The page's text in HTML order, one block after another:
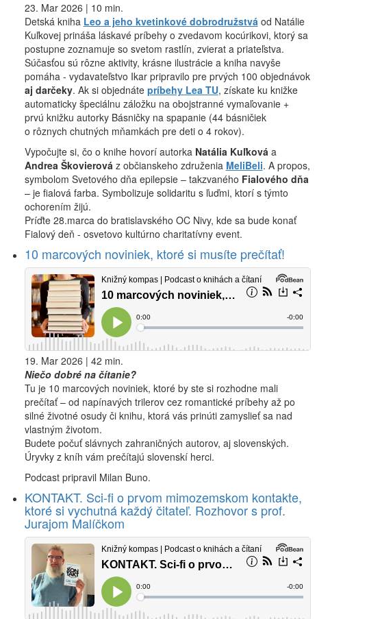
23. Mar 2026 | 10 min.
Detská kniha Leo a jeho kvetinkové dobrodružstváod Natálie
Kuľkovej prináša láskavé príbehy o zvedavom kocúrikovi, ktorý sa
postupne zoznamuje so svetom rastlín, zvierat a priateľstva.
Súčasťou sú rôzne aktivity, krásne ilustrácie a kniha navyše
pomáha - vydavateľstvo Ikar pripravilo pre prvých 100 objednávok
aj darčeky. Ak si objednáte príbehy Lea TU, získate ku knižke
automaticky špeciálnu záložku na obojstranné vymaľovanie +
prvú knižku autorky Básničky na spapanie (44 básničiek
o rôznych chutných mňamkách pre deti o 4 rokov).
Vypočujte si, čo o knihe hovorí autorka Natália Kuľkováa
Andrea Škovierováz občianskeho združenia MeliBeli. A propos,
symbolom Svetového dňa epilepsie – takzvaného Fialového dňa
– je fialová farba. Symbolizuje solidaritu s ľuďmi, ktorí s týmto
ochorením žijú.
Príďte 28.marca do bratislavského OC Nivy, kde sa bude konať
Fialový deň - osvetovo kultúrno charitatívny event.
10 marcových noviniek, ktoré si musíte prečítať!
19. Mar 2026 | 42 min.
Niečo dobré na čítanie?
Tu je 10 marcových noviniek, ktoré by ste si rozhodne mali
prečítať – od napínavých trilerov cez romantické príbehy až po
silné životné osudy či knihu, ktorá vás prinúti zamyslieť sa nad
vlastným životom.
Budete počuť slávnych zahraničných autorov, aj slovenských.
Úryvky z kníh vám prečítajú slovenskí herci.
Podcast pripravil Milan Buno.
KONTAKT. Sci-fi o prvom mimozemskom kontakte,
ktoré si vychutná každý čitateľ. Rozhovor s prof.
Jurajom Malíčkom